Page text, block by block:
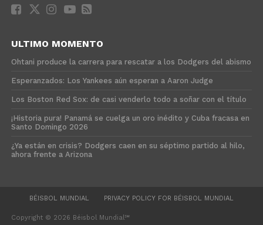
ULTIMO MOMENTO
Ohtani produce la carrera para rescatar a los Dodgers del abismo
Esperanzados: Los Yankees aún esperan a Aaron Judge
Los Boston Red Sox: de casi venderlo todo a soñar con el título
¡Historia pura! Panamá se cuelga un oro inédito y Cuba fracasa en
Santo Domingo 2026
¿Ya están en crisis? Dodgers caen en su séptimo partido al hilo,
ahora frente a Arizona
BÉISBOL MUNDIAL PRIVACY POLICY FOR BÉISBOL MUNDIAL
Copyright © 2026 Béisbol Mundial℠